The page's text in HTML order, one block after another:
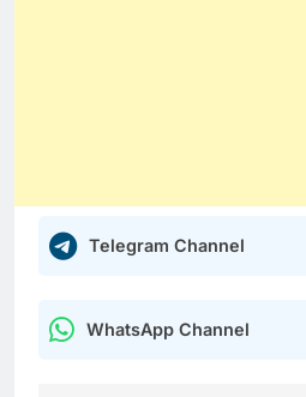
Telegram Channel
WhatsApp Channel